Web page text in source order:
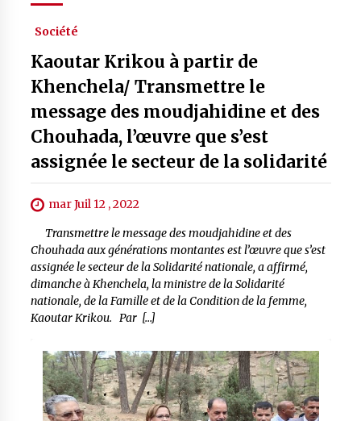
Société
Kaoutar Krikou à partir de
Khenchela/ Transmettre le
message des moudjahidine et des
Chouhada, l’œuvre que s’est
assignée le secteur de la solidarité
mar Juil 12 , 2022
Transmettre le message des moudjahidine et des
Chouhada aux générations montantes est l’œuvre que s’est
assignée le secteur de la Solidarité nationale, a affirmé,
dimanche à Khenchela, la ministre de la Solidarité
nationale, de la Famille et de la Condition de la femme,
Kaoutar Krikou. Par […]